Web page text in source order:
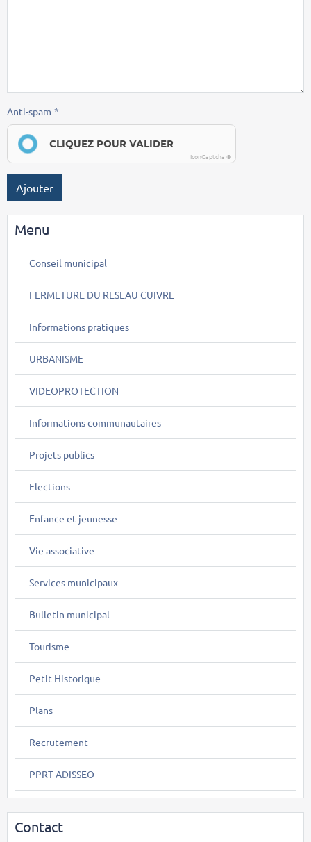
Anti-spam
CLIQUEZ POUR VALIDER
IconCaptcha ©
Ajouter
Menu
Conseil municipal
FERMETURE DU RESEAU CUIVRE
Informations pratiques
URBANISME
VIDEOPROTECTION
Informations communautaires
Projets publics
Elections
Enfance et jeunesse
Vie associative
Services municipaux
Bulletin municipal
Tourisme
Petit Historique
Plans
Recrutement
PPRT ADISSEO
Contact